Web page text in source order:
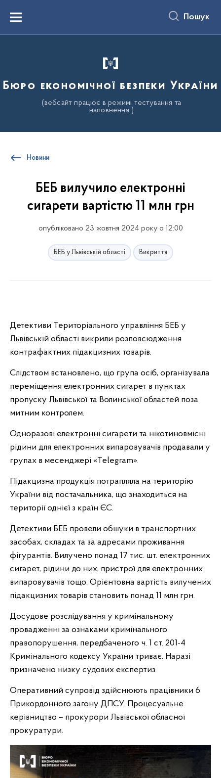
вмістуMenu Пошук
Бюро економічної безпеки України
(вебсайт працює в режимі тестування та
наповнення )
Новини
БЕБ вилучило електронні
сигарети вартістю 11 млн грн
опубліковано 23 жовтня 2024 року о 12:00
БЕБ у Львівській області Викриття
Детективи Територіального управління БЕБ у
Львівській області викрили розповсюдження
контрафактних підакцизних товарів.
Слідством встановлено, що група осіб, організувала
переміщення електронних сигарет в пунктах
пропуску Львівської та Волинської областей поза
митним контролем.
Одноразові електронні сигарети та нікотиновмісні
рідини для електронних випаровувачів продавали у
групах в месенджері «Telegram».
Підакцизна продукція потрапляла на територію
України від постачальника, що знаходиться на
території однієї з країн ЄС.
Детективи БЕБ провели обшуки в транспортних
засобах, складах та за адресами проживання
фігурантів. Вилучено понад 17 тис. шт. електронних
сигарет, рідини до них, пристрої для електронних
випаровувачів тощо. Орієнтовна вартість вилучених
підакцизних товарів становить понад 11 млн грн.
Досудове розслідування у кримінальному
провадженні за ознаками кримінального
правопорушення, передбаченого ч. 1 ст. 201-4
Кримінального кодексу України триває. Наразі
призначено низку судових експертиз.
Оперативний супровід здійснюють працівники 6
Прикордонного загону ДПСУ. Процесуальне
керівництво – прокурори Львівської обласної
прокуратури.